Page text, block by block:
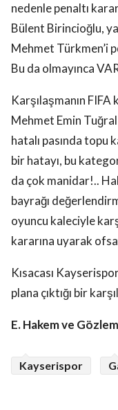
nedenle penaltı
Bülent Birincioğlu,
Mehmet Türkmen’i
Bu da olmayınca
Karşılaşmanın FIFA
Mehmet Emin Tuğral
hatalı pasında topu
bir hatayı, bu
da çok manidar!..
bayrağı
oyuncu kaleciyle
kararına uyarak
Kısacası
plana çıktığı bir
E. Hakem ve
Kayserispor